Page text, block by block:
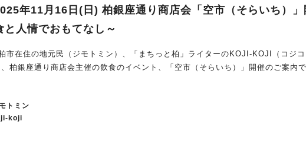
年11月16日(日) 柏銀座通り商店会「空市（そらいち）」
と人情でおもてなし～
市在住の地元民（ジモトミン）、「まちっと柏」ライターのKOJI-KOJI（コジコ
回は、柏銀座通り商店会主催の飲食のイベント、「空市（そらいち）」開催のご案内で
トミン
koji